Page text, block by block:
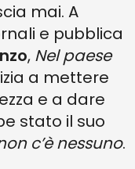
mai. A
e pubblica
, Nel paese
a mettere
e a dare
stato il suo
c’è nessuno.